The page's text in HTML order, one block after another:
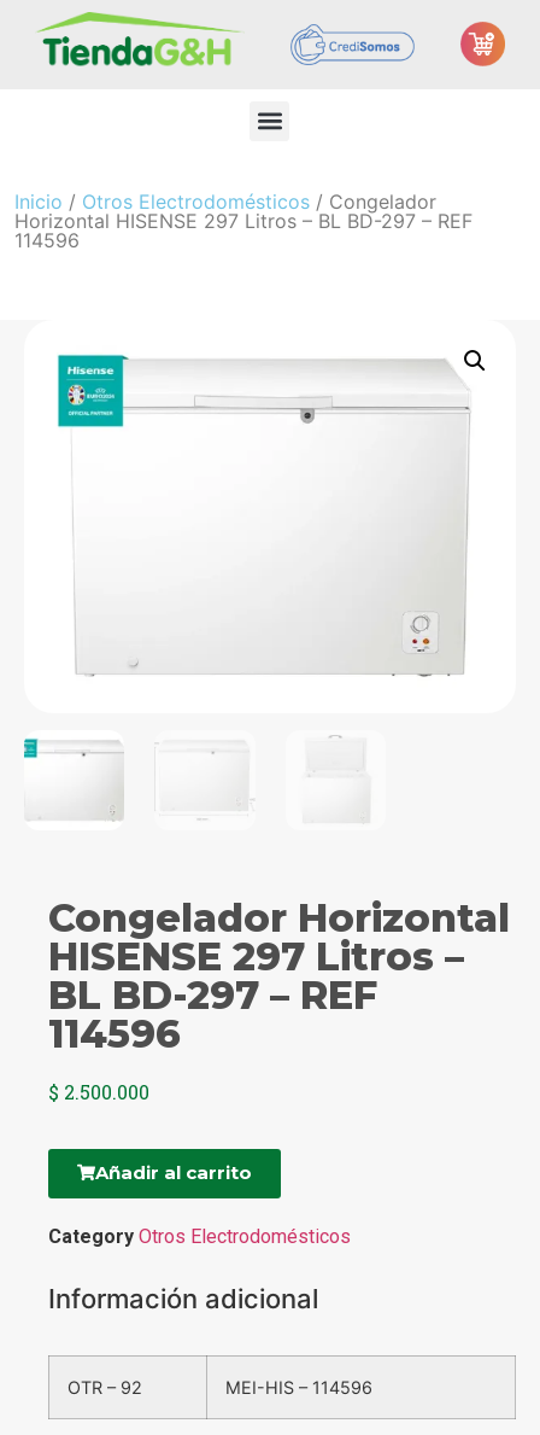
Inicio / Otros Electrodomésticos / Congelador
Horizontal HISENSE 297 Litros – BL BD-297 – REF
114596
Congelador Horizontal
HISENSE 297 Litros –
BL BD-297 – REF
114596
$ 2.500.000
Añadir al carrito
Category Otros Electrodomésticos
Información adicional
OTR – 92 MEI-HIS – 114596